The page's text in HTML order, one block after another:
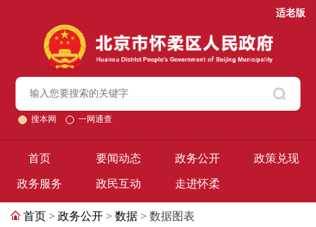
适老版
搜本网 一网通查
首页 要闻动态 政务公开 政策兑现
政务服务 政民互动 走进怀柔
首页 > 政务公开 > 数据 > 数据图表